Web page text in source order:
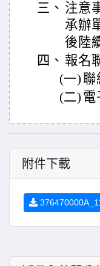
三、 注意
承辦
後陸
四、 報名
(一) 聯
(二) 電
附件下載